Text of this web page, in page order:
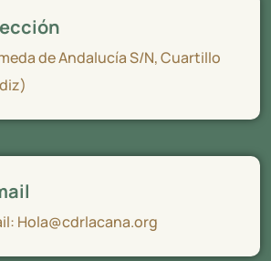
de Andalucía S/N, Cuartillo
Hola@cdrlacana.org